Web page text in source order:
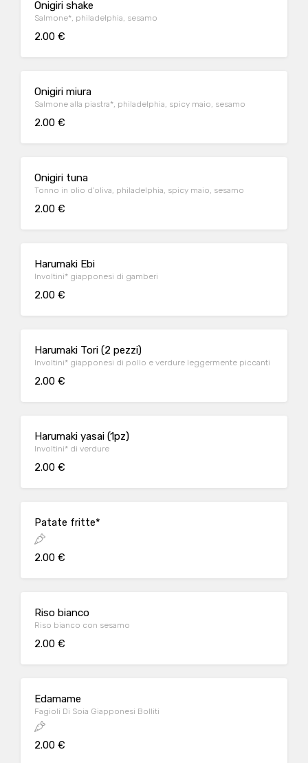
Onigiri shake
Salmone*, philadelphia, sesamo
2.00 €
Onigiri miura
Salmone alla piastra*, philadelphia, spicy maio, sesamo
2.00 €
Onigiri tuna
Tonno in olio d’oliva, philadelphia, spicy maio, sesamo
2.00 €
Harumaki Ebi
Involtini* giapponesi di gamberi
2.00 €
Harumaki Tori (2 pezzi)
Involtini* giapponesi di pollo e verdure leggermente piccanti
2.00 €
Harumaki yasai (1pz)
Involtini* di verdure
2.00 €
Patate fritte*
2.00 €
Riso bianco
Riso bianco con sesamo
2.00 €
Edamame
Fagioli Di Soia Giapponesi Bolliti
2.00 €